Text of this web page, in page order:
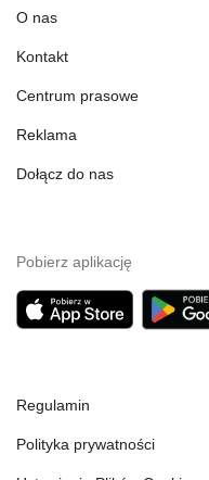
O nas
Kontakt
Centrum prasowe
Reklama
Dołącz do nas
Pobierz aplikację
Regulamin
Polityka prywatności